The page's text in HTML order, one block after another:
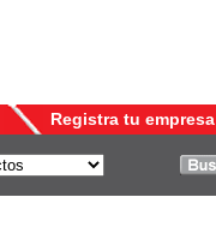
Registra tu empresa